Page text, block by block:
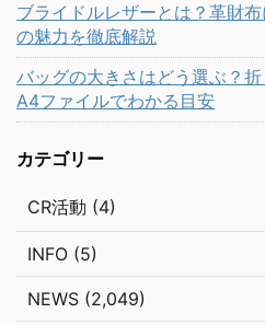
ブライドルレザーとは？革財
の魅力を徹底解説
バッグの大きさはどう選ぶ？
A4ファイルでわかる目安
カテゴリー
CR活動 (4)
INFO (5)
NEWS (2,049)